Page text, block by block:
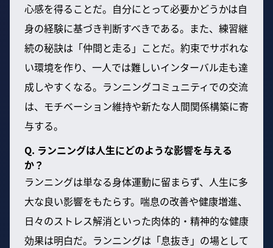
心感を得ることだ。自分にとって必要かどうかは自
身の経験に基づき判断すべきである。また、練習継
続の秘訣は「仲間と走る」ことだ。約束でサボれな
い環境を作り、一人では難しいインターバル走も達
成しやすくなる。ランニングコミュニティでの交流
は、モチベーション維持や新たな人間関係構築に寄
与する。
Q. ランニングは人生にどのような影響を与える
か？
ランニングは単なる身体運動に留まらず、人生に多
大な良い影響をもたらす。喘息の改善や健康増進、
日々のストレス解消といった肉体的・精神的な健康
効果は明白だ。ランニングは「息抜き」の場として